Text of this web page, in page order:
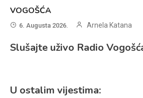
VOGOŠĆA
6. Augusta 2026. Arnela Katana
Slušajte uživo Radio
U ostalim vijestima: